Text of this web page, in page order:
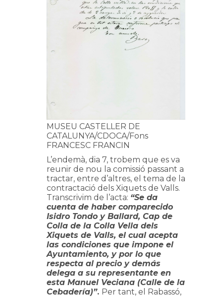
MUSEU CASTELLER DE
CATALUNYA/CDOCA/Fons
FRANCESC FRANCIN
L’endemà, dia 7, trobem que es va
reunir de nou la comissió passant a
tractar, entre d’altres, el tema de la
contractació dels Xiquets de Valls.
Transcrivim de l’acta: “Se da
cuenta de haber comparecido
Isidro Tondo y Ballard, Cap de
Colla de la Colla Vella dels
Xiquets de Valls, el cual acepta
las condiciones que impone el
Ayuntamiento, y por lo que
respecta al precio y demás
delega a su representante en
esta Manuel Veciana (Calle de la
Cebadería)”. Per tant, el Rabassó,